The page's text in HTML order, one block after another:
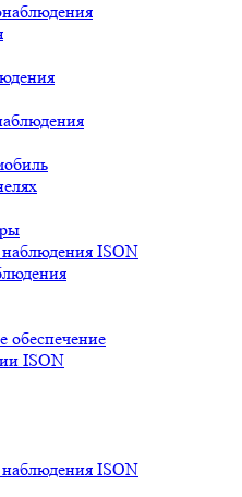
ISON
обеспечение
ISON
ISON